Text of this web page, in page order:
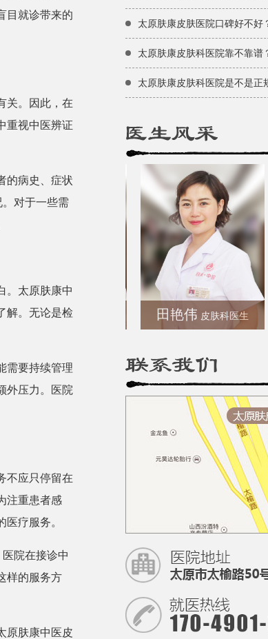
目就诊带来的
关。因此，在
重视中医辨证
的病史、症状
对于一些需
。太原肤康中
解。无论是检
需要持续管理
外压力。医院
不应只停留在
注重患者感
疗服务。
院在接诊中
样的服务方
原肤康中医皮
太原肤康皮肤医院口碑好不好
太原肤康皮肤科医院靠不靠谱
太原肤康皮肤科医院是不是正
张丽 皮肤科医生 田艳伟 皮肤科医生